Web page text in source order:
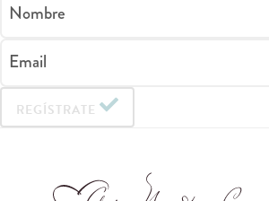
Nombre
Email
REGÍSTRATE